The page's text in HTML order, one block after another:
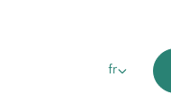
fr